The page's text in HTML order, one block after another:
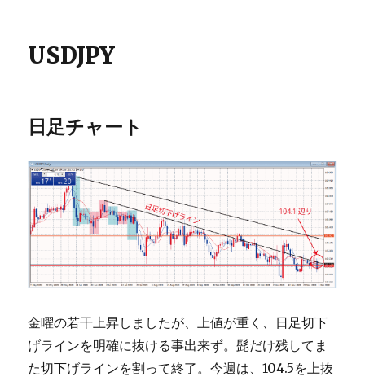
USDJPY
日足チャート
金曜の若干上昇しましたが、上値が重く、日足切下
げラインを明確に抜ける事出来ず。髭だけ残してま
た切下げラインを割って終了。今週は、104.5を上抜